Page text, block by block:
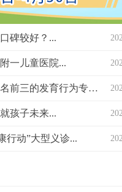
碑较好？...
一儿童医院...
西安哪家医院儿童医院评价好—西安排名前三的发育行为专科医院？...
孩子未来...
行动”大型义诊...